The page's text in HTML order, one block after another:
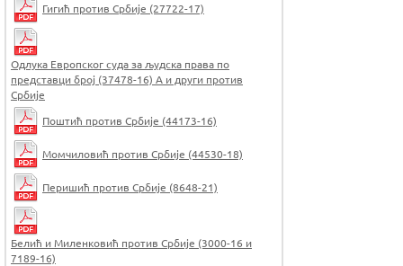
Гигић против Србије (27722-17)
Одлука Европског суда за људска права по
представци број (37478-16) А и други против
Србије
Поштић против Србије (44173-16)
Момчиловић против Србије (44530-18)
Перишић против Србије (8648-21)
Белић и Миленковић против Србије (3000-16 и
7189-16)